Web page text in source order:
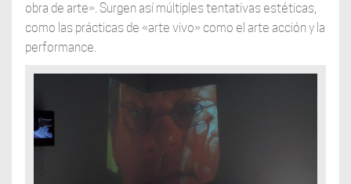
obra de arte». Surgen así múltiples tentativas estéticas,
como las prácticas de «arte vivo» como el arte acción y la
performance.